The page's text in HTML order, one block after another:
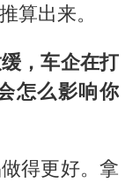
算出来。
，车企在打
怎么影响你
得更好。拿